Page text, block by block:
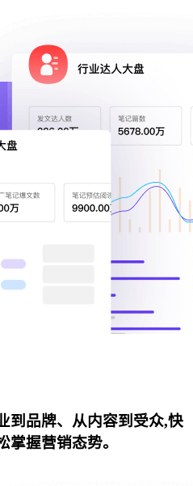
到品牌、从内容到受众,快
掌握营销态势。